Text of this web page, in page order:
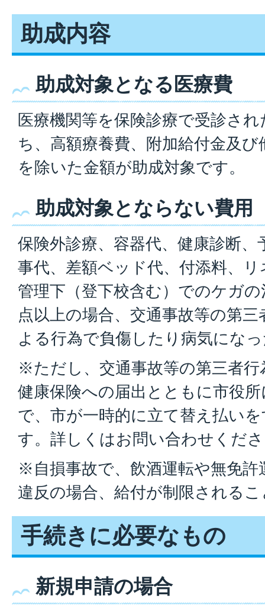
助成内容
助成対象となる医療費
医療機関等を保険診療で受診さ
ち、高額療養費、附加給付金及
を除いた金額が助成対象です。
助成対象とならない費用
保険外診療、容器代、健康診断、
事代、差額ベッド代、付添料、
管理下（登下校含む）でのケガ
点以上の場合、交通事故等の第
よる行為で負傷したり病気にな
※ただし、交通事故等の第三者
健康保険への届出とともに市役
で、市が一時的に立て替え払い
す。詳しくはお問い合わせくだ
※自損事故で、飲酒運転や無免許
違反の場合、給付が制限される
手続きに必要なもの
新規申請の場合